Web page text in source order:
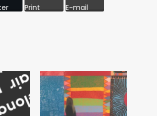
Print E-mail